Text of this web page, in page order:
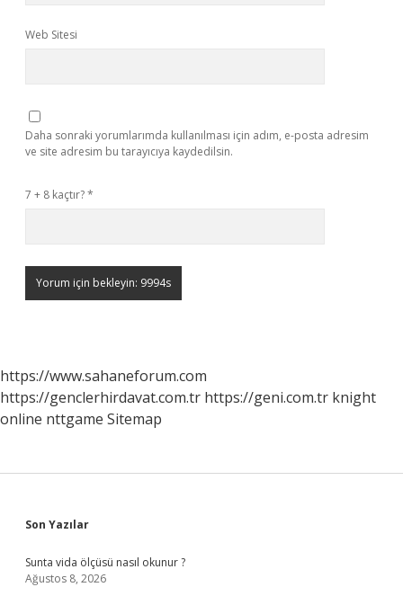
Web Sitesi
Daha sonraki yorumlarımda kullanılması için adım, e-posta adresim
ve site adresim bu tarayıcıya kaydedilsin.
7 + 8 kaçtır?*
https://www.sahaneforum.com
https://genclerhirdavat.com.tr https://geni.com.tr knight
online nttgame Sitemap
Sidebar
Son Yazılar
Sunta vida ölçüsü nasıl okunur ?
Ağustos 8, 2026